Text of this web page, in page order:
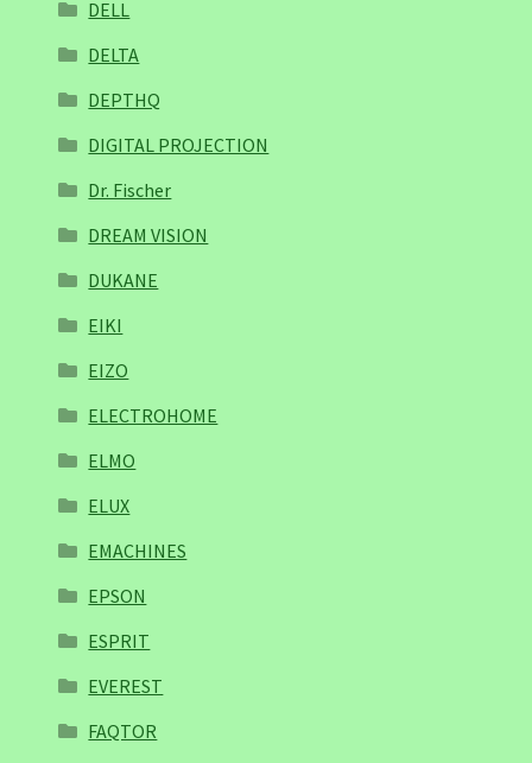
DELL
DELTA
DEPTHQ
DIGITAL PROJECTION
Dr. Fischer
DREAM VISION
DUKANE
EIKI
EIZO
ELECTROHOME
ELMO
ELUX
EMACHINES
EPSON
ESPRIT
EVEREST
FAQTOR